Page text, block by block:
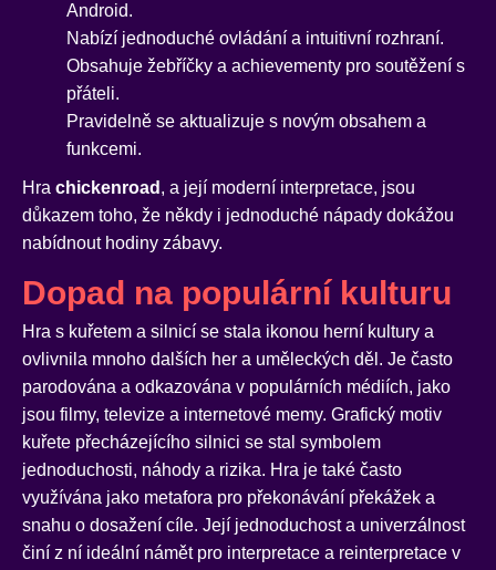
Android.
Nabízí jednoduché ovládání a intuitivní rozhraní.
Obsahuje žebříčky a achievementy pro soutěžení s
přáteli.
Pravidelně se aktualizuje s novým obsahem a
funkcemi.
Hra chickenroad , a její moderní interpretace, jsou
důkazem toho, že někdy i jednoduché nápady dokážou
nabídnout hodiny zábavy.
Dopad na populární kulturu
Hra s kuřetem a silnicí se stala ikonou herní kultury a
ovlivnila mnoho dalších her a uměleckých děl. Je často
parodována a odkazována v populárních médiích, jako
jsou filmy, televize a internetové memy. Grafický motiv
kuřete přecházejícího silnici se stal symbolem
jednoduchosti, náhody a rizika. Hra je také často
využívána jako metafora pro překonávání překážek a
snahu o dosažení cíle. Její jednoduchost a univerzálnost
činí z ní ideální námět pro interpretace a reinterpretace v